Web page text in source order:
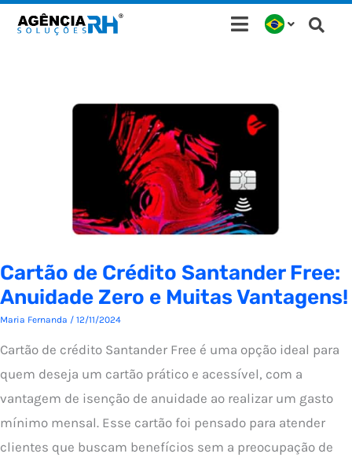
para
Cartão de Crédito Santander Free:
Anuidade Zero e Muitas Vantagens!
Maria Fernanda / 12/11/2024
Cartão de crédito Santander Free é uma opção ideal para
quem deseja um cartão prático e acessível, com a
vantagem de isenção de anuidade ao realizar um gasto
mínimo mensal. Esse cartão foi pensado para atender
clientes que buscam benefícios sem a preocupação de